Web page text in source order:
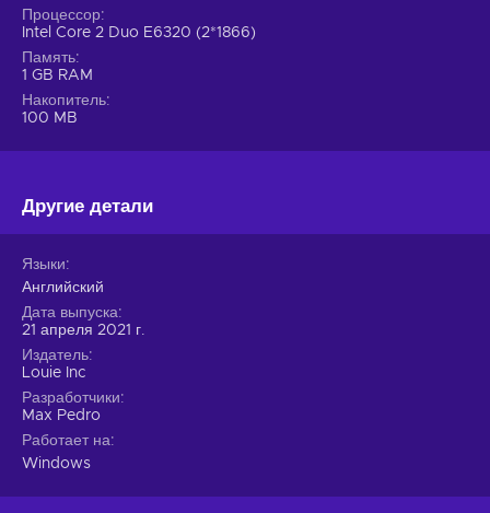
Процессор
Intel Core 2 Duo E6320 (2*1866)
Память
1 GB RAM
Накопитель
100 MB
Другие детали
Языки
Английский
Дата выпуска
21 апреля 2021 г.
Издатель
Louie Inc
Разработчики
Max Pedro
Работает на
Windows